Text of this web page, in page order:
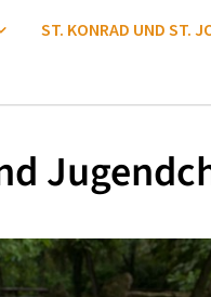
ST. KONRAD UND ST.